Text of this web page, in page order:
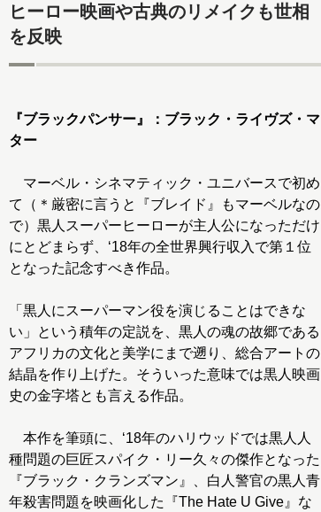
ヒーロー映画や古典のリメイクも世相
を反映
『ブラックパンサー』：ブラック・ライヴズ・マ
ター
マーベル・シネマティック・ユニバースで初め
て（＊厳密に言うと『ブレイド』もマーベルなの
で）黒人スーパーヒーローが主人公になっただけ
にとどまらず、‘18年の全世界興行収入で第１位
となった記念すべき作品。
「黒人にスーパーマン役を演じることはできな
い」という積年の定説を、黒人の魂の故郷である
アフリカの文化と美学にまで遡り、総合アートの
結晶を作り上げた。そういった意味では黒人映画
史の金字塔とも言える作品。
本作を筆頭に、‘18年のハリウッドでは黒人人
種問題の巨匠スパイク・リー久々の傑作となった
『ブラック・クランズマン』、白人警官の黒人青
年殺害問題を映画化した『The Hate U Give』な